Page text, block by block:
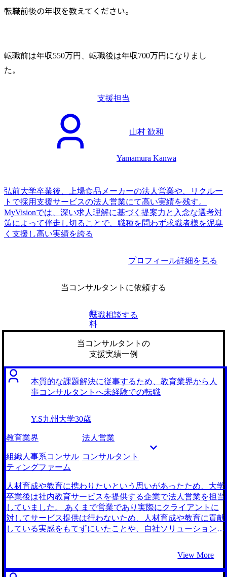
転職前後の年収を教えてください。
転職前は年収550万円、転職後は年収700万円になりまし
た。
支援担当
山村 歓和
Yamamura Kanwa
弘前大学卒業後、上場食品メーカーの法人営業や、リクルー
トで採用支援サービスの法人営業にて高い実績を残す。
MyVisionでは、深い求人理解に基づく提案力と入念な選考対
策によって伴走し切ることで、職種を問わず求職者様を泥臭
く支援し高い実績を誇る
プロフィール詳細を見る
当コンサルタントに依頼する
無
料
転職相談する
当コンサルタントの
支援実績一例
本質的な課題解決に従事するため、教育業界から人
事コンサルタントへ未経験での転職
Y.S九州大学30歳
教育業界 法人営業
組織人事系コンサル
ティングファーム
コンサルタント
人材育成や教育に携わりたいという思いがあったため、大学
卒業後は社内教育サービスを提供する企業で法人営業を担当
していました。 あくまで営業であり実際にクライアントに
対してサービス提供は行わないため、人材育成や教育に貢献
している実感をもてずにいたことや、自社ソリューションの
め、本質的な課題解決ができないことにフラストレーション
を感じていました。 ソリューションに囚われずに、自分自
View More